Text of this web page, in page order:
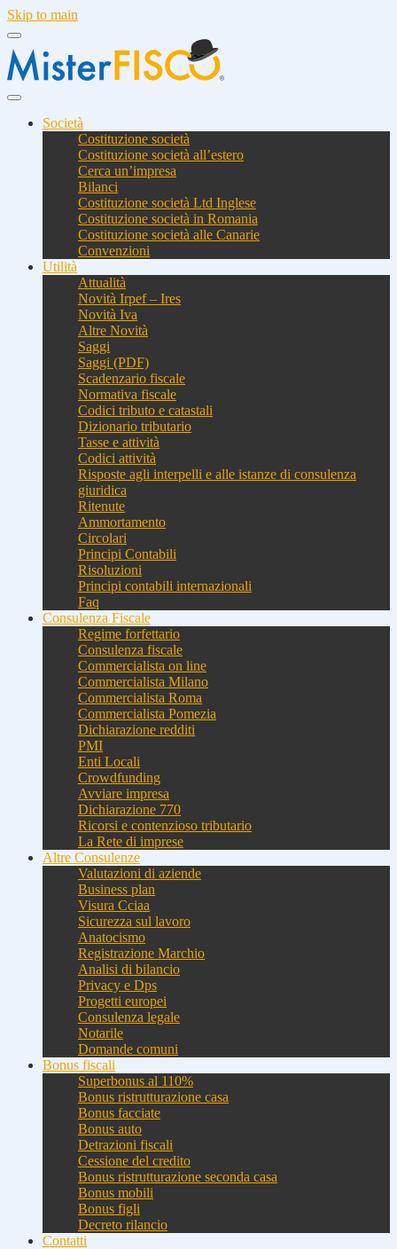
Skip to main
Società
Costituzione società
Costituzione società all’estero
Cerca un’impresa
Bilanci
Costituzione società Ltd Inglese
Costituzione società in Romania
Costituzione società alle Canarie
Convenzioni
Utilità
Attualità
Novità Irpef – Ires
Novità Iva
Altre Novità
Saggi
Saggi (PDF)
Scadenzario fiscale
Normativa fiscale
Codici tributo e catastali
Dizionario tributario
Tasse e attività
Codici attività
Risposte agli interpelli e alle istanze di consulenza
giuridica
Ritenute
Ammortamento
Circolari
Principi Contabili
Risoluzioni
Principi contabili internazionali
Faq
Consulenza Fiscale
Regime forfettario
Consulenza fiscale
Commercialista on line
Commercialista Milano
Commercialista Roma
Commercialista Pomezia
Dichiarazione redditi
PMI
Enti Locali
Crowdfunding
Avviare impresa
Dichiarazione 770
Ricorsi e contenzioso tributario
La Rete di imprese
Altre Consulenze
Valutazioni di aziende
Business plan
Visura Cciaa
Sicurezza sul lavoro
Anatocismo
Registrazione Marchio
Analisi di bilancio
Privacy e Dps
Progetti europei
Consulenza legale
Notarile
Domande comuni
Bonus fiscali
Superbonus al 110%
Bonus ristrutturazione casa
Bonus facciate
Bonus auto
Detrazioni fiscali
Cessione del credito
Bonus ristrutturazione seconda casa
Bonus mobili
Bonus figli
Decreto rilancio
Contatti